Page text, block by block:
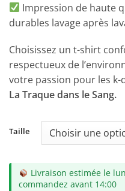
Impression de haute
durables lavage après
Choisissez un t-shirt
respectueux de
votre passion pour les k-
La Traque dans le Sang.
Taille
Livraison estimée le
commandez avant 14:00